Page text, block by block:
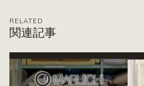
RELATED
関連記事